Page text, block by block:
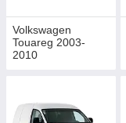
Volkswagen
Touareg 2003-
2010